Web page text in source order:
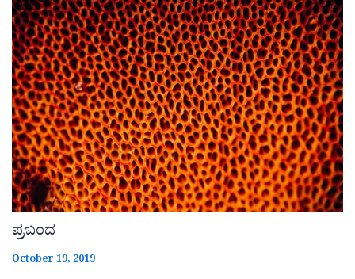
ಪ್ರಬಂದ
October 19, 2019